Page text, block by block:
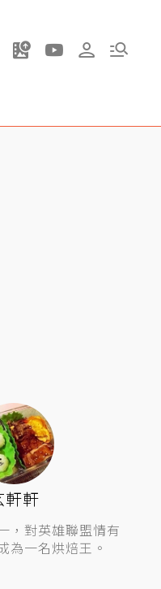
軒軒
，對英雄聯盟情有
為一名烘焙王。